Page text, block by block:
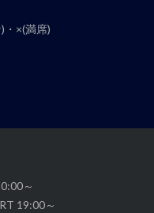
・×(満席)
～
19:00～